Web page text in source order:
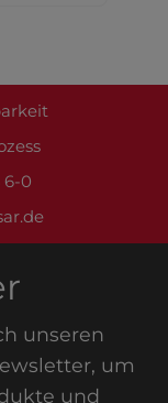
6-0
unseren
um
und